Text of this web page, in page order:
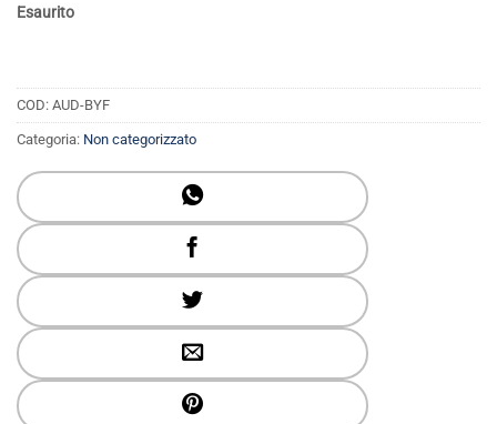
Esaurito
COD: AUD-BYF
Categoria: Non categorizzato